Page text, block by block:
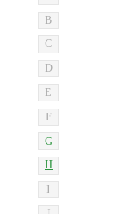
B
C
D
E
F
G
H
I